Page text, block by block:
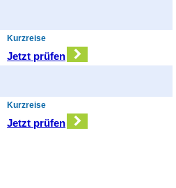
Kurzreise
Jetzt prüfen
Kurzreise
Jetzt prüfen